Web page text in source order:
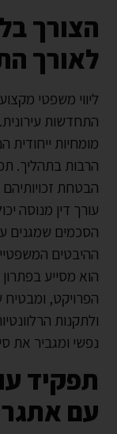
הצורך
לאורך
ליווי משפטי
התחדשות עירונית.
מומחיות ייחודית
הרבות בתהליך.
הבטחת זכויותיהם
עורך דין מנוסה
הסכמים שמגנים
ההיבטים
הוא מסייע
הפרויקט,
ולתקנות
נפשי ומגביר את
תפקיד
עם